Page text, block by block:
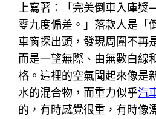
上寫著：「完美倒車入庫
零九度偏差。」落款人是「
車窗探出頭，發現周圍不再
而是一望無際、由無數白線
格。這裡的空氣聞起來像是
水的混合物，而重力似乎汽
的，有時感覺很重，有時像